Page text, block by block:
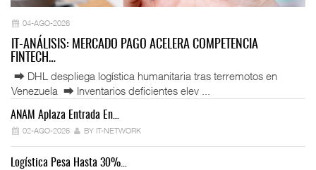
04-AGO-2026
IT-ANÁLISIS: MERCADO PAGO ACELERA COMPETENCIA
FINTECH…
⮕ DHL despliega logística humanitaria tras terremotos en
Venezuela ⮕ Inventarios deficientes elev ...
ANAM Aplaza Entrada En…
02-AGO-2026 BY IT-NETWORK
Logística Pesa Hasta 30%…